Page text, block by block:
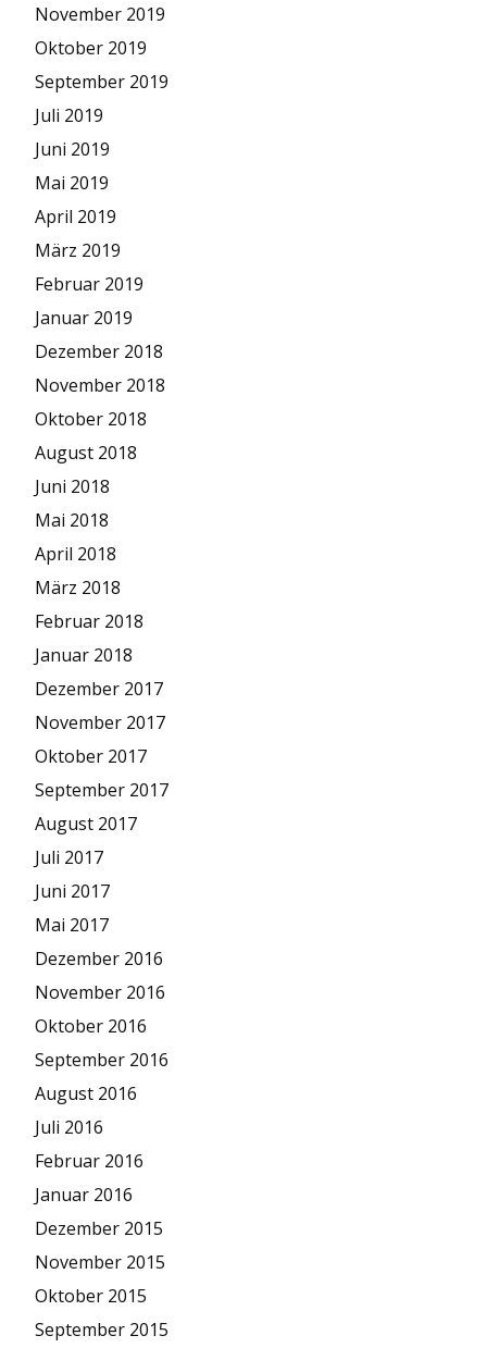
November 2019
Oktober 2019
September 2019
Juli 2019
Juni 2019
Mai 2019
April 2019
März 2019
Februar 2019
Januar 2019
Dezember 2018
November 2018
Oktober 2018
August 2018
Juni 2018
Mai 2018
April 2018
März 2018
Februar 2018
Januar 2018
Dezember 2017
November 2017
Oktober 2017
September 2017
August 2017
Juli 2017
Juni 2017
Mai 2017
Dezember 2016
November 2016
Oktober 2016
September 2016
August 2016
Juli 2016
Februar 2016
Januar 2016
Dezember 2015
November 2015
Oktober 2015
September 2015